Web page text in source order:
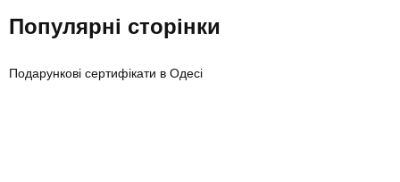
Популярні сторінки
Подарункові сертифікати в Одесі